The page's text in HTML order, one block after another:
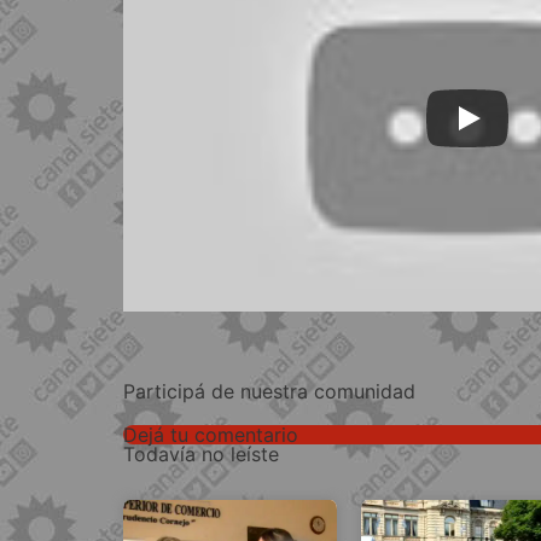
Participá de nuestra comunidad
Dejá tu comentario
Todavía no leíste